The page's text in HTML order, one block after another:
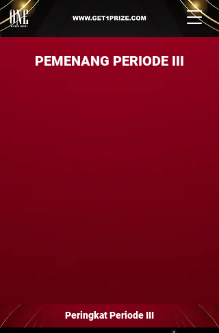
PEMENANG PERIODE III
Peringkat Periode III